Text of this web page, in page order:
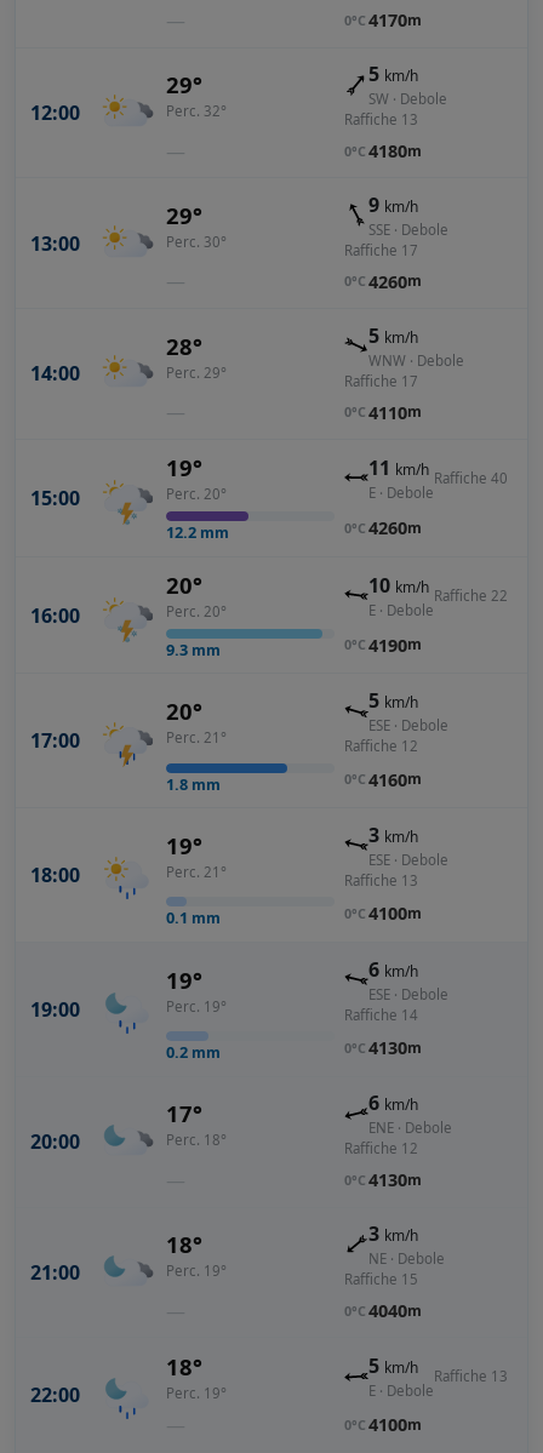
—
0°C 4170m
12:00
29°
Perc. 32°
—
5 km/h
SW · Debole
Raffiche 13
0°C 4180m
13:00
29°
Perc. 30°
—
9 km/h
SSE · Debole
Raffiche 17
0°C 4260m
14:00
28°
Perc. 29°
—
5 km/h
WNW · Debole
Raffiche 17
0°C 4110m
15:00
19°
Perc. 20°
12.2 mm
11 km/h
E · Debole
Raffiche 40
0°C 4260m
16:00
20°
Perc. 20°
9.3 mm
10 km/h
E · Debole
Raffiche 22
0°C 4190m
17:00
20°
Perc. 21°
1.8 mm
5 km/h
ESE · Debole
Raffiche 12
0°C 4160m
18:00
19°
Perc. 21°
0.1 mm
3 km/h
ESE · Debole
Raffiche 13
0°C 4100m
19:00
19°
Perc. 19°
0.2 mm
6 km/h
ESE · Debole
Raffiche 14
0°C 4130m
20:00
17°
Perc. 18°
—
6 km/h
ENE · Debole
Raffiche 12
0°C 4130m
21:00
18°
Perc. 19°
—
3 km/h
NE · Debole
Raffiche 15
0°C 4040m
22:00
18°
Perc. 19°
—
5 km/h
E · Debole
Raffiche 13
0°C 4100m